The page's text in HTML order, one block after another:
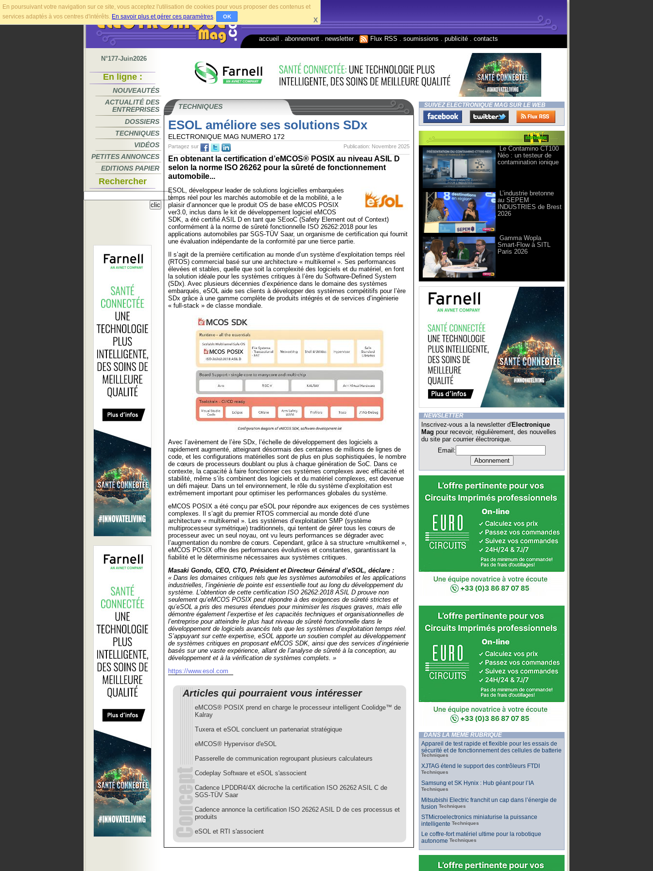
En poursuivant votre navigation sur ce site, vous acceptez l'utilisation de cookies pour vous proposer des contenus et
services adaptés à vos centres d'intérêts. En savoir plus et gérer ces paramètres. OK X
accueil abonnement newsletter. Flux RSS soumissions publicité contacts
N°177-Juin2026
En ligne :
NOUVEAUTÉS
ACTUALITÉ DES
ENTREPRISES
DOSSIERS
TECHNIQUES
VIDÉOS
PETITES ANNONCES
EDITIONS PAPIER
Rechercher
TECHNIQUES
ESOL améliore ses solutions SDx
ELECTRONIQUE MAG NUMERO 172
Publication: Novembre 2025
Partagez sur
En obtenant la certification d’eMCOS® POSIX au niveau ASIL D
selon la norme ISO 26262 pour la sûreté de fonctionnement
automobile...
ESOL, développeur leader de solutions logicielles embarquées
temps réel pour les marchés automobile et de la mobilité, a le
plaisir d’annoncer que le produit OS de base eMCOS POSIX
ver3.0, inclus dans le kit de développement logiciel eMCOS
SDK, a été certifié ASIL D en tant que SEooC (Safety Element out of Context)
conformément à la norme de sûreté fonctionnelle ISO 26262:2018 pour les
applications automobiles par SGS-TÜV Saar, un organisme de certification qui fournit
une évaluation indépendante de la conformité par une tierce partie.
Il s’agit de la première certification au monde d’un système d’exploitation temps réel
(RTOS) commercial basé sur une architecture « multikernel ». Ses performances
élevées et stables, quelle que soit la complexité des logiciels et du matériel, en font
la solution idéale pour les systèmes critiques à l’ère du Software-Defined System
(SDx). Avec plusieurs décennies d’expérience dans le domaine des systèmes
embarqués, eSOL aide ses clients à développer des systèmes compétitifs pour l’ère
SDx grâce à une gamme complète de produits intégrés et de services d’ingénierie
« full-stack » de classe mondiale.
Avec l’avènement de l’ère SDx, l’échelle de développement des logiciels a
rapidement augmenté, atteignant désormais des centaines de millions de lignes de
code, et les configurations matérielles sont de plus en plus sophistiquées, le nombre
de cœurs de processeurs doublant ou plus à chaque génération de SoC. Dans ce
contexte, la capacité à faire fonctionner ces systèmes complexes avec efficacité et
stabilité, même s’ils combinent des logiciels et du matériel complexes, est devenue
un défi majeur. Dans un tel environnement, le rôle du système d’exploitation est
extrêmement important pour optimiser les performances globales du système.
eMCOS POSIX a été conçu par eSOL pour répondre aux exigences de ces systèmes
complexes. Il s’agit du premier RTOS commercial au monde doté d’une
architecture « multikernel ». Les systèmes d’exploitation SMP (système
multiprocesseur symétrique) traditionnels, qui tentent de gérer tous les cœurs de
processeur avec un seul noyau, ont vu leurs performances se dégrader avec
l’augmentation du nombre de cœurs. Cependant, grâce à sa structure »multikernel »,
eMCOS POSIX offre des performances évolutives et constantes, garantissant la
fiabilité et le déterminisme nécessaires aux systèmes critiques.
Masaki Gondo, CEO, CTO, Président et Directeur Général d’eSOL, déclare :
« Dans les domaines critiques tels que les systèmes automobiles et les applications
industrielles, l’ingénierie de pointe est essentielle tout au long du développement du
système. L’obtention de cette certification ISO 26262:2018 ASIL D prouve non
seulement qu‘eMCOS POSIX peut répondre à des exigences de sûreté strictes et
qu’eSOL a pris des mesures étendues pour minimiser les risques graves, mais elle
démontre également l’expertise et les capacités techniques et organisationnelles de
l’entreprise pour atteindre le plus haut niveau de sûreté fonctionnelle dans le
développement de logiciels avancés tels que les systèmes d’exploitation temps réel.
S’appuyant sur cette expertise, eSOL apporte un soutien complet au développement
de systèmes critiques en proposant eMCOS SDK, ainsi que des services d’ingénierie
basés sur une vaste expérience, allant de l’analyse de sûreté à la conception, au
développement et à la vérification de systèmes complets. »
https://www.esol.com
Articles qui pourraient vous intéresser
eMCOS® POSIX prend en charge le processeur intelligent Coolidge™ de
Kalray
Tuxera et eSOL concluent un partenariat stratégique
eMCOS® Hypervisor d'eSOL
Passerelle de communication regroupant plusieurs calculateurs
Codeplay Software et eSOL s'associent
Cadence LPDDR4/4X décroche la certification ISO 26262 ASIL C de
SGS-TÜV Saar
Cadence annonce la certification ISO 26262 ASIL D de ces processus et
produits
eSOL et RTI s'associent
SUIVEZ ELECTRONIQUE MAG SUR LE WEB
Le Contamino CT100
Néo : un testeur de
contamination ionique
L’industrie bretonne
au SEPEM
INDUSTRIES de Brest
2026
Gamma Wopla
Smart-Flow à SITL
Paris 2026
NEWSLETTER
Inscrivez-vous a la newsletter d'Electronique
Mag pour recevoir, régulièrement, des nouvelles
du site par courrier électronique.
Email:
DANS LA MÊME RUBRIQUE
Appareil de test rapide et flexible pour les essais de
sécurité et de fonctionnement des cellules de batterie
Techniques
XJTAG étend le support des contrôleurs FTDI
Techniques
Samsung et SK Hynix : Hub géant pour l’IA
Techniques
Mitsubishi Electric franchit un cap dans l’énergie de
fusion Techniques
STMicroelectronics miniaturise la puissance
intelligente Techniques
Le coffre-fort matériel ultime pour la robotique
autonome Techniques